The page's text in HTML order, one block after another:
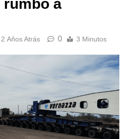
a
2 Años Atrás 0 3 Minutos